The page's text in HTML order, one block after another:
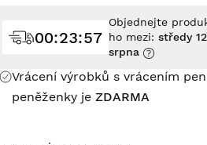
Vrácení výrobků s vrácením
peněženky jeZDARMA
00:23:55
Objednejte
ho mezi:středy
srpna